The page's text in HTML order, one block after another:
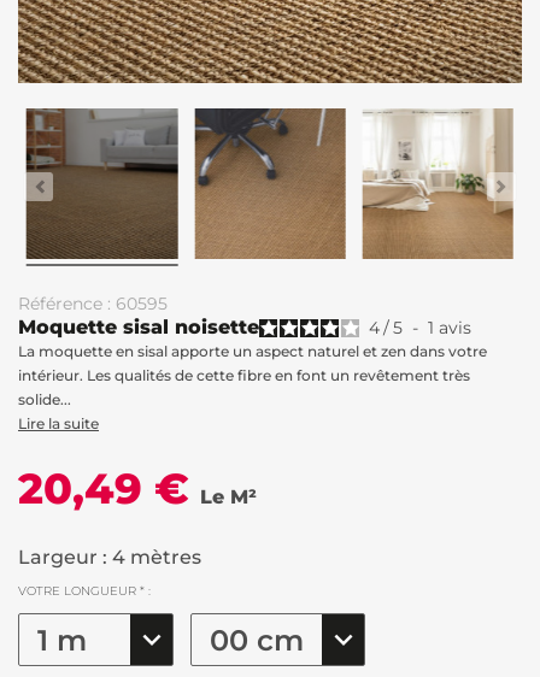
Référence : 60595
Moquette sisal noisette 4/5 - 1 avis
La moquette en sisal apporte un aspect naturel et zen dans votre
intérieur. Les qualités de cette fibre en font un revêtement très
solide...
Lire la suite
20,49 € Le M²
Largeur : 4 mètres
VOTRE LONGUEUR * :